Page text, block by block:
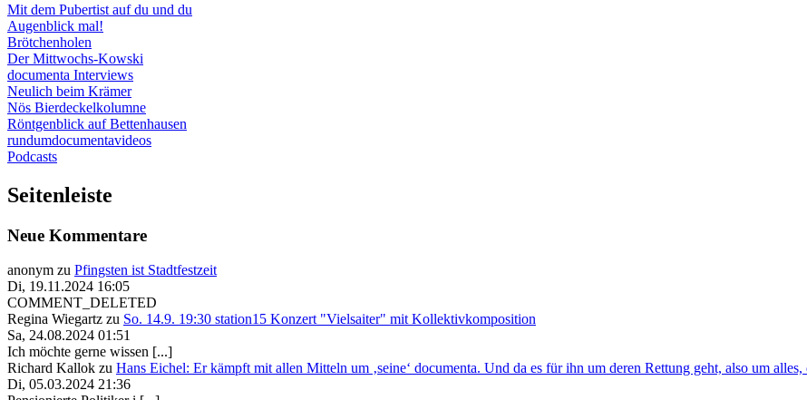
Mit dem Pubertist auf du und du
Augenblick mal!
Brötchenholen
Der Mittwochs-Kowski
documenta Interviews
Neulich beim Krämer
Nös Bierdeckelkolumne
Röntgenblick auf Bettenhausen
rundumdocumentavideos
Podcasts
Seitenleiste
Neue Kommentare
anonym zu Pfingsten ist Stadtfestzeit
Di, 19.11.2024 16:05
COMMENT_DELETED
Regina Wiegartz zu So. 14.9. 19:30 station15 Konzert "Vielsaiter" mit Kollektivkomposition
Sa, 24.08.2024 01:51
Ich möchte gerne wissen [...]
Richard Kallok zu Hans Eichel: Er kämpft mit allen Mitteln um ‚seine‘ documenta. Und da es für ihn um deren Rettung geht, also um
Di, 05.03.2024 21:36